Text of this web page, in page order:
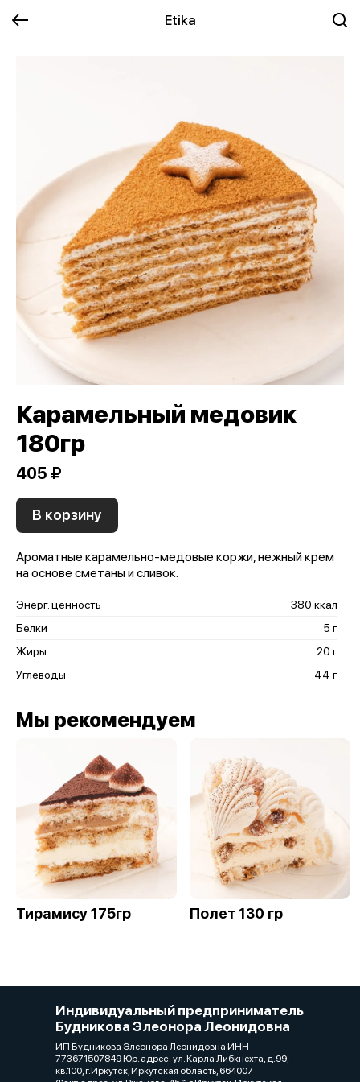
Etika
Карамельный медовик
180гр
405 ₽
В корзину
Ароматные карамельно-медовые коржи, нежный крем
на основе сметаны и сливок.
Энерг. ценность
380 ккал
Белки
5 г
Жиры
20 г
Углеводы
44 г
Мы рекомендуем
Тирамису 175гр Полет 130 гр
Индивидуальный предприниматель
Будникова Элеонора Леонидовна
ИП Будникова Элеонора Леонидовна ИНН
773671507849 Юр. адрес: ул. Карла Либкнехта, д.99,
кв.100, г.Иркутск, Иркутская область, 664007